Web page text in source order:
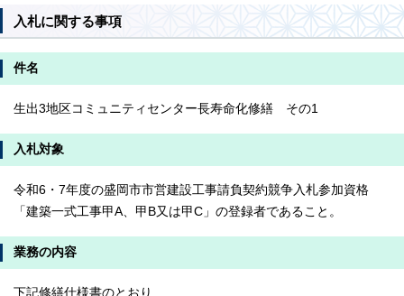
入札に関する事項
件名
生出3地区コミュニティセンター長寿命化修繕 その1
入札対象
令和6・7年度の盛岡市市営建設工事請負契約競争入札参加資格
「建築一式工事甲A、甲B又は甲C」の登録者であること。
業務の内容
下記修繕仕様書のとおり